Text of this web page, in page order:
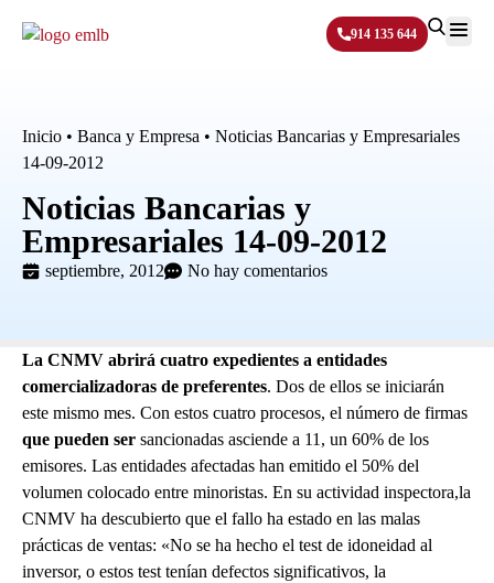
914 135 644
Inicio • Banca y Empresa • Noticias Bancarias y Empresariales
14-09-2012
Noticias Bancarias y
Empresariales 14-09-2012
septiembre, 2012 No hay comentarios
La CNMV abrirá cuatro expedientes a entidades
comercializadoras de preferentes. Dos de ellos se iniciarán
este mismo mes. Con estos cuatro procesos, el número de firmas
que pueden ser sancionadas asciende a 11, un 60% de los
emisores. Las entidades afectadas han emitido el 50% del
volumen colocado entre minoristas. En su actividad inspectora,la
CNMV ha descubierto que el fallo ha estado en las malas
prácticas de ventas: «No se ha hecho el test de idoneidad al
inversor, o estos test tenían defectos significativos, la